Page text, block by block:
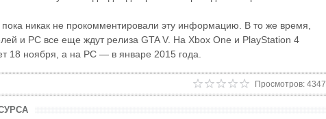
никак не прокомментировали эту информацию. В то же время,
и РС все еще ждут релиза GTA V. На Xbox One и PlayStation 4
18 ноября, а на РС — в январе 2015 года.
Просмотров: 4347